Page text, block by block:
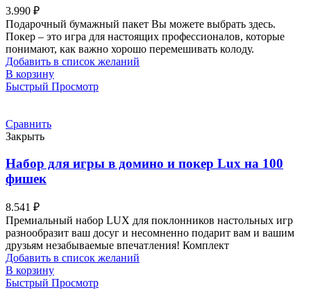
3.990 ₽
Подарочный бумажный пакет Вы можете выбрать здесь.
Покер – это игра для настоящих профессионалов, которые
понимают, как важно хорошо перемешивать колоду.
Добавить в список желаний
В корзину
Быстрый Просмотр
Сравнить
Закрыть
Набор для игры в домино и покер Lux на 100
фишек
8.541 ₽
Премиальный набор LUX для поклонников настольных игр
разнообразит ваш досуг и несомненно подарит вам и вашим
друзьям незабываемые впечатления! Комплект
Добавить в список желаний
В корзину
Быстрый Просмотр